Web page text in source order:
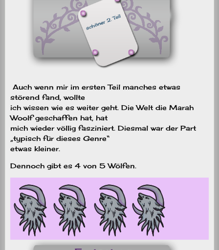
Auch wenn mir im ersten Teil manches etwas
störend fand, wollte
ich wissen wie es weiter geht. Die Welt die Marah
Woolf geschaffen hat, hat
mich wieder völlig fasziniert. Diesmal war der Part
„typisch für dieses Genre“
etwas kleiner.
Dennoch gibt es 4 von 5 Wölfen.